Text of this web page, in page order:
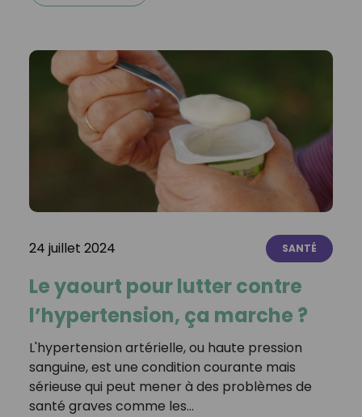
24 juillet 2024 SANTÉ
Le yaourt pour lutter contre
l’hypertension, ça marche ?
L'hypertension artérielle, ou haute pression
sanguine, est une condition courante mais
sérieuse qui peut mener à des problèmes de
santé graves comme les…